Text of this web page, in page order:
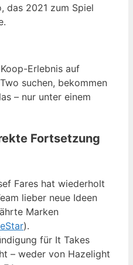
das 2021 zum Spiel
Erlebnis auf
suchen, bekommen
– nur unter einem
Fortsetzung
Fares hat wiederholt
lieber neue Ideen
Marken
).
für It Takes
– weder von Hazelight